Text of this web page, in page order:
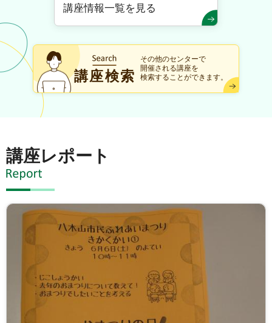
講座情報一覧を見る
講座検索
その他のセンターで
開催される講座を
検索することができます。
講座レポート